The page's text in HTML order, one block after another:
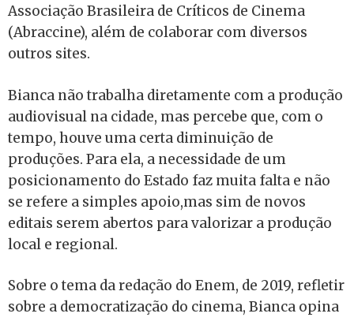
Associação Brasileira de Críticos de Cinema
(Abraccine), além de colaborar com diversos
outros sites.
Bianca não trabalha diretamente com a produção
audiovisual na cidade, mas percebe que, com o
tempo, houve uma certa diminuição de
produções. Para ela, a necessidade de um
posicionamento do Estado faz muita falta e não
se refere a simples apoio,mas sim de novos
editais serem abertos para valorizar a produção
local e regional.
Sobre o tema da redação do Enem, de 2019, refletir
sobre a democratização do cinema, Bianca opina